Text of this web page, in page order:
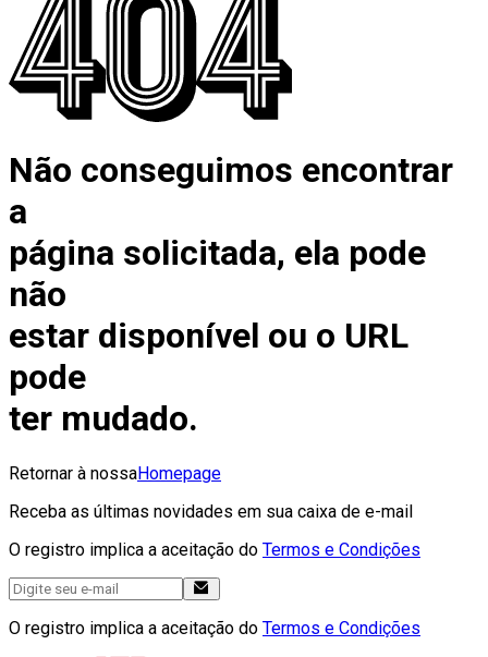
Não conseguimos encontrar
a
página solicitada, ela pode
não
estar disponível ou o URL
pode
ter mudado.
Retornar à nossaHomepage
Receba as últimas novidades em sua caixa de e-mail
O registro implica a aceitação do Termos e Condições
O registro implica a aceitação do Termos e Condições